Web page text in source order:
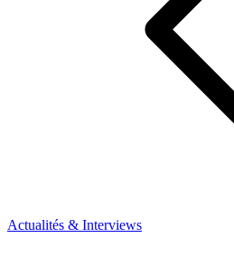
Actualités & Interviews